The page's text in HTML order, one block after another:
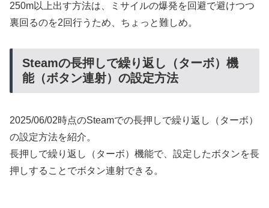
250m以上出す方法は、ミサイルの爆発を回避で避けつつ
裏回るのを2回行うため、ちょっと難しめ。
Steamの長押しで繰り返し（ターボ）機
能（ボタン連射）の設定方法
2025/06/02時点のSteamでの長押しで繰り返し（ターボ）
の設定方法を紹介。
長押しで繰り返し（ターボ）機能で、設定したボタンを長
押しすることでボタン連射できる。